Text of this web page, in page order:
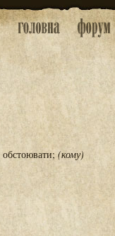
обстоювати;(кому)